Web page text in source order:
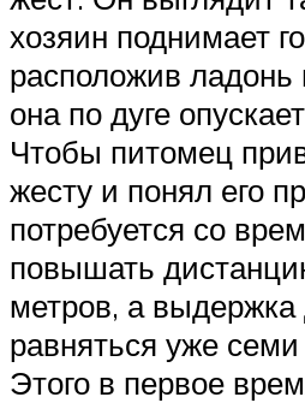
хозяин поднимает
расположив ладонь
она по дуге
Чтобы питомец
жесту и понял его
потребуется со
повышать
метров, а
равняться уже
Этого в первое